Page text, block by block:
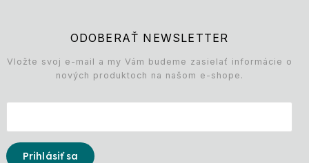
ODOBERAŤ NEWSLETTER
Vložte svoj e-mail a my Vám budeme zasielať informácie o
nových produktoch na našom e-shope.
Prihlásiť sa